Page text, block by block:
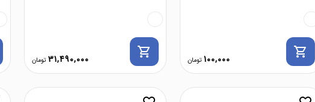
100,000
shopping_cart
31,490,000
shopping_cart